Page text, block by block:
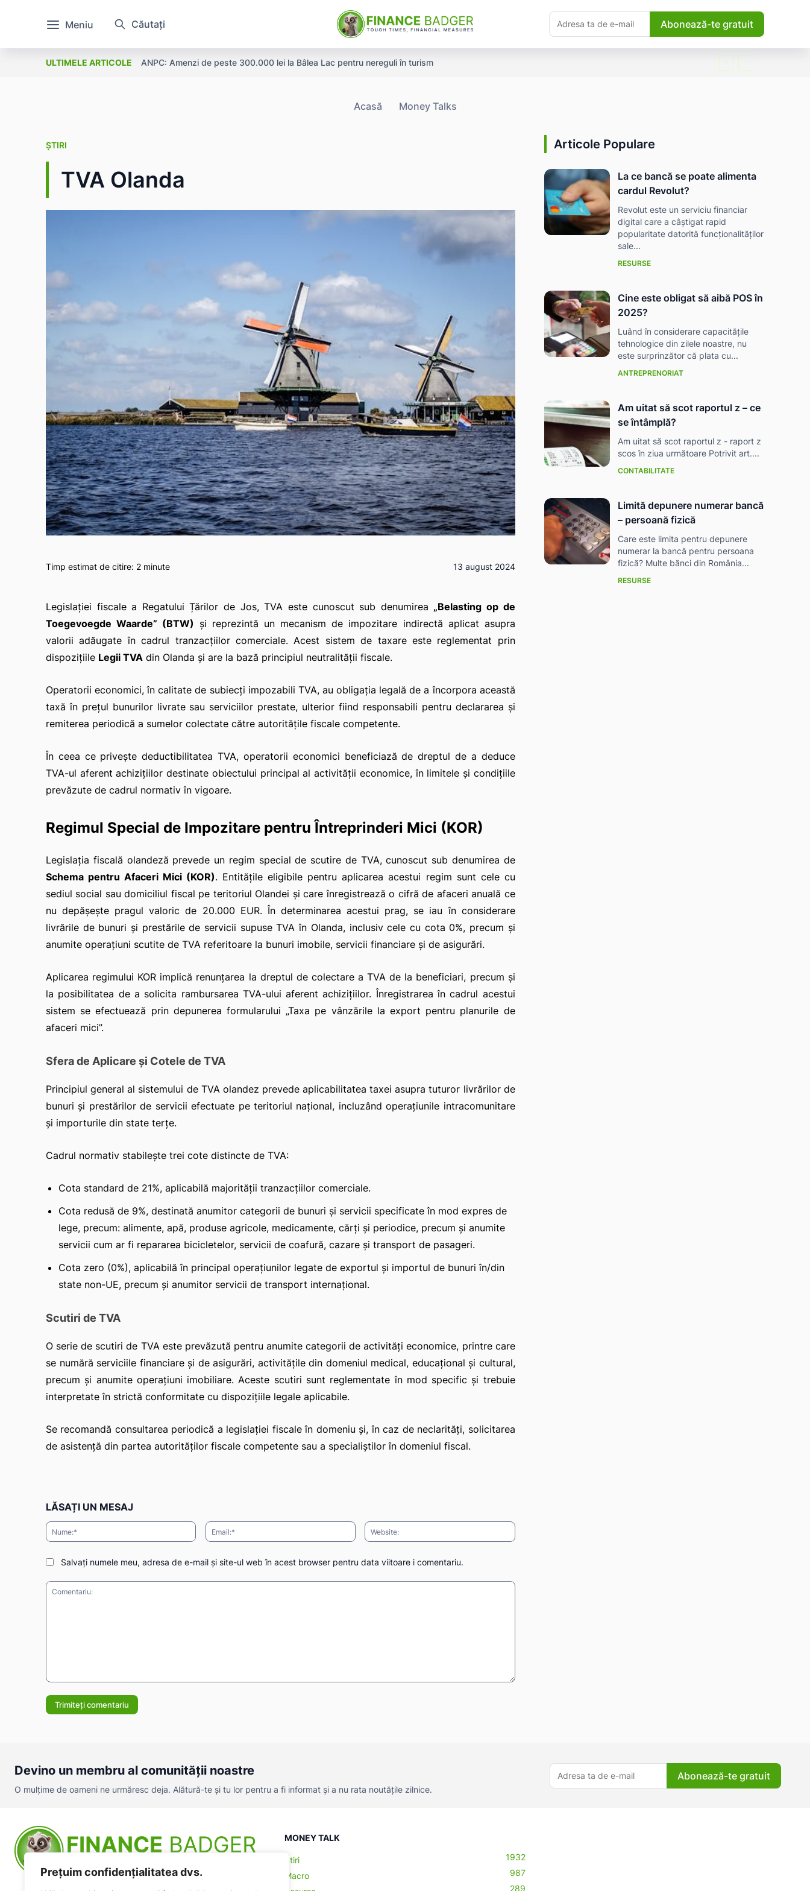
Prețuim confidențialitatea dvs.
Meniu Căutați Abonează-te gratuit
ULTIMELE ARTICOLE ANPC: Amenzi de peste 300.000 lei la Bâlea Lac pentru nereguli în turism
Acasă Money Talks
ȘTIRI
TVA Olanda
Timp estimat de citire: 2 minute 13 august 2024
Legislației fiscale a Regatului Țărilor de Jos, TVA este cunoscut sub denumirea „Belasting op de
Toegevoegde Waarde” (BTW) și reprezintă un mecanism de impozitare indirectă aplicat asupra
valorii adăugate în cadrul tranzacțiilor comerciale. Acest sistem de taxare este reglementat prin
dispozițiile Legii TVA din Olanda și are la bază principiul neutralității fiscale.
Operatorii economici, în calitate de subiecți impozabili TVA, au obligația legală de a încorpora această
taxă în prețul bunurilor livrate sau serviciilor prestate, ulterior fiind responsabili pentru declararea și
remiterea periodică a sumelor colectate către autoritățile fiscale competente.
În ceea ce privește deductibilitatea TVA, operatorii economici beneficiază de dreptul de a deduce
TVA-ul aferent achizițiilor destinate obiectului principal al activității economice, în limitele și condițiile
prevăzute de cadrul normativ în vigoare.
Regimul Special de Impozitare pentru Întreprinderi Mici (KOR)
Legislația fiscală olandeză prevede un regim special de scutire de TVA, cunoscut sub denumirea de
Schema pentru Afaceri Mici (KOR). Entitățile eligibile pentru aplicarea acestui regim sunt cele cu
sediul social sau domiciliul fiscal pe teritoriul Olandei și care înregistrează o cifră de afaceri anuală ce
nu depășește pragul valoric de 20.000 EUR. În determinarea acestui prag, se iau în considerare
livrările de bunuri și prestările de servicii supuse TVA în Olanda, inclusiv cele cu cota 0%, precum și
anumite operațiuni scutite de TVA referitoare la bunuri imobile, servicii financiare și de asigurări.
Aplicarea regimului KOR implică renunțarea la dreptul de colectare a TVA de la beneficiari, precum și
la posibilitatea de a solicita rambursarea TVA-ului aferent achizițiilor. Înregistrarea în cadrul acestui
sistem se efectuează prin depunerea formularului „Taxa pe vânzările la export pentru planurile de
afaceri mici”.
Sfera de Aplicare și Cotele de TVA
Principiul general al sistemului de TVA olandez prevede aplicabilitatea taxei asupra tuturor livrărilor de
bunuri și prestărilor de servicii efectuate pe teritoriul național, incluzând operațiunile intracomunitare
și importurile din state terțe.
Cadrul normativ stabilește trei cote distincte de TVA:
Cota standard de 21%, aplicabilă majorității tranzacțiilor comerciale.
Cota redusă de 9%, destinată anumitor categorii de bunuri și servicii specificate în mod expres de
lege, precum: alimente, apă, produse agricole, medicamente, cărți și periodice, precum și anumite
servicii cum ar fi repararea bicicletelor, servicii de coafură, cazare și transport de pasageri.
Cota zero (0%), aplicabilă în principal operațiunilor legate de exportul și importul de bunuri în/din
state non-UE, precum și anumitor servicii de transport internațional.
Scutiri de TVA
O serie de scutiri de TVA este prevăzută pentru anumite categorii de activități economice, printre care
se numără serviciile financiare și de asigurări, activitățile din domeniul medical, educațional și cultural,
precum și anumite operațiuni imobiliare. Aceste scutiri sunt reglementate în mod specific și trebuie
interpretate în strictă conformitate cu dispozițiile legale aplicabile.
Se recomandă consultarea periodică a legislației fiscale în domeniu și, în caz de neclarități, solicitarea
de asistență din partea autorităților fiscale competente sau a specialiștilor în domeniul fiscal.
LĂSAȚI UN MESAJ
Nume:* Email:* Website:
Salvați numele meu, adresa de e-mail și site-ul web în acest browser pentru data viitoare i comentariu.
Articole Populare
La ce bancă se poate alimenta
cardul Revolut?
Revolut este un serviciu financiar
digital care a câștigat rapid
popularitate datorită funcționalităților
sale...
RESURSE
Cine este obligat să aibă POS în
2025?
Luând în considerare capacitățile
tehnologice din zilele noastre, nu
este surprinzător că plata cu...
ANTREPRENORIAT
Am uitat să scot raportul z – ce
se întâmplă?
Am uitat să scot raportul z - raport z
scos în ziua următoare Potrivit art....
CONTABILITATE
Limită depunere numerar bancă
– persoană fizică
Care este limita pentru depunere
numerar la bancă pentru persoana
fizică? Multe bănci din România...
RESURSE
Devino un membru al comunității noastre
O mulțime de oameni ne urmăresc deja. Alătură-te și tu lor pentru a fi informat și a nu rata noutățile zilnice.
Abonează-te gratuit
MONEY TALK
Știri
1932
Macro
987
289